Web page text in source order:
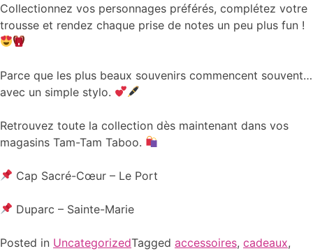
Collectionnez vos personnages préférés, complétez votre
trousse et rendez chaque prise de notes un peu plus fun !
Parce que les plus beaux souvenirs commencent souvent…
avec un simple stylo.
Retrouvez toute la collection dès maintenant dans vos
magasins Tam-Tam Taboo.
Cap Sacré-Cœur – Le Port
Duparc – Sainte-Marie
Posted in UncategorizedTagged accessoires, cadeaux,